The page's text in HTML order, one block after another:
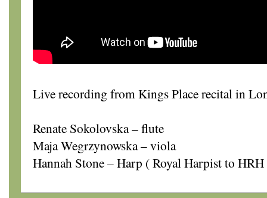
Live recording from Kings Place recital in
Renate Sokolovska – flute
Maja Wegrzynowska – viola
Hannah Stone – Harp ( Royal Harpist to